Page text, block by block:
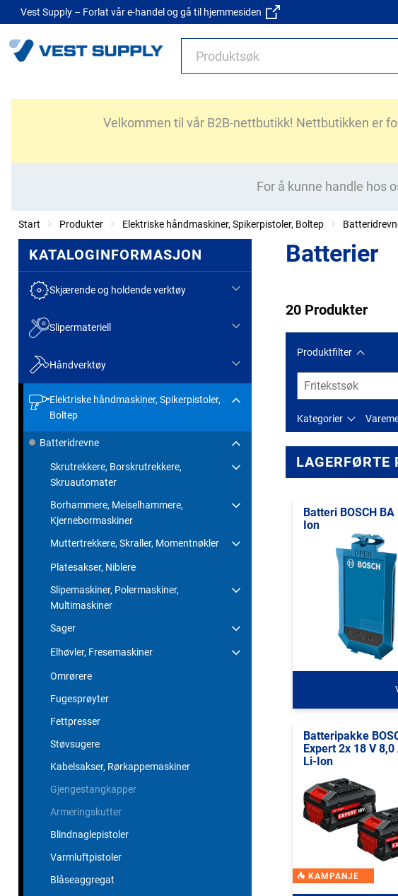
Vest Supply – Forlat vår e-handel og gå til hjemmesiden
Velkommen til vår B2B-nettbutikk! Nettbutikken er
For å kunne handle hos
Start Produkter Elektriske håndmaskiner, Spikerpistoler, Boltep
KATALOGINFORMASJON
Skjærende og holdende verktøy
Slipermateriell
Håndverktøy
Elektriske håndmaskiner, Spikerpistoler,
Boltep
Batteridrevne
Skrutrekkere, Borskrutrekkere,
Skruautomater
Borhammere, Meiselhammere,
Kjernebormaskiner
Muttertrekkere, Skraller, Momentnøkler
Platesakser, Niblere
Slipemaskiner, Polermaskiner,
Multimaskiner
Sager
Elhøvler, Fresemaskiner
Omrørere
Fugesprøyter
Fettpresser
Støvsugere
Kabelsakser, Rørkappemaskiner
Gjengestangkapper
Armeringskutter
Blindnaglepistoler
Varmluftpistoler
Blåseaggregat
Batterier
20 Produkter
Produktfilter
Kategorier
LAGERFØRTE
Batteri BOSCH BA
Ion
Batteripakke
Expert 2x 18 V 8,0
Li-Ion
KAMPANJE